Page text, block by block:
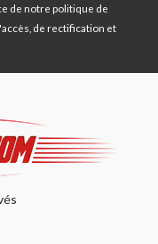
de notre politique de
de rectification et